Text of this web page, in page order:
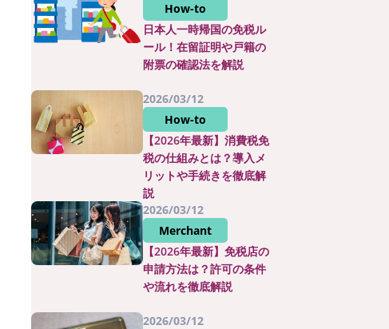
How-to
日本人一時帰国の免税ル
ール！在留証明や戸籍の
附票の確認法を解説
2026/03/12
How-to
【2026年最新】消費税免
税の仕組みとは？導入メ
リットや手続きを徹底解
説
2026/03/12
Merchant
【2026年最新】免税店の
申請方法は？許可の条件
や流れを徹底解説
2026/03/12